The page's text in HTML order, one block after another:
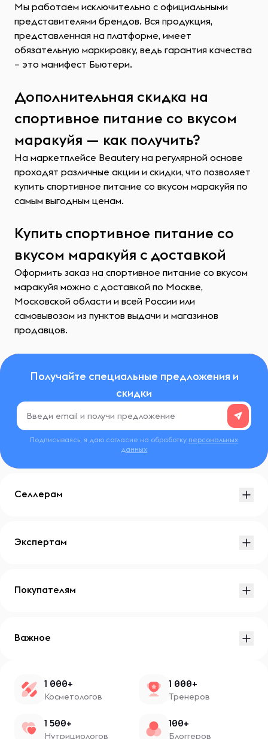
Мы работаем исключительно с официальными
представителями брендов. Вся продукция,
представленная на платформе, имеет
обязательную маркировку, ведь гарантия качества
– это манифест Бьютери.
Дополнительная скидка на
спортивное питание со вкусом
маракуйя — как получить?
На маркетплейсе Beautery на регулярной основе
проходят различные акции и скидки, что позволяет
купить спортивное питание со вкусом маракуйя по
самым выгодным ценам.
Купить спортивное питание со
вкусом маракуйя с доставкой
Оформить заказ на спортивное питание со вкусом
маракуйя можно с доставкой по Москве,
Московской области и всей России или
самовывозом из пунктов выдачи и магазинов
продавцов.
Получайте специальные предложения и
скидки
Подписываясь, я даю согласие на обработку персональных
данных
Селлерам
Экспертам
Покупателям
Важное
1 000+
Косметологов
1 000+
Тренеров
1 500+
Нутрициологов
100+
Блоггеров